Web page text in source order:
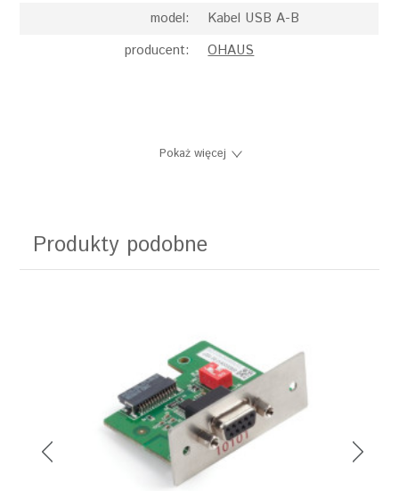
model:
Kabel USB A-B
producent:
OHAUS
Pokaż więcej
Produkty podobne